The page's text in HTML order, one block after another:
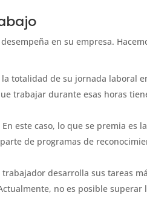
en su empresa.
totalidad de su jornada laboral
trabajar durante esas horas
este caso, lo que se premia es la
de programas de
desarrolla sus tareas
no es posible superar